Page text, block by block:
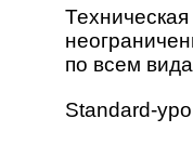
по всем
Standard-